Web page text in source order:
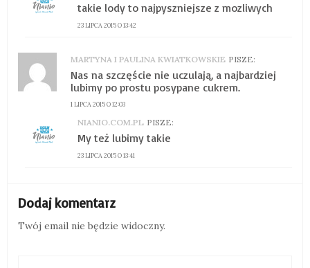
23 LIPCA 2015 O 13:42
takie lody to najpyszniejsze z mozliwych
MARTYNA I PAULINA KWIATKOWSKIE PISZE:
1 LIPCA 2015 O 12:03
Nas na szczęście nie uczulają, a najbardziej
lubimy po prostu posypane cukrem.
NIANIO.COM.PL PISZE:
23 LIPCA 2015 O 13:41
My też lubimy takie
Dodaj komentarz
Twój email nie będzie widoczny.